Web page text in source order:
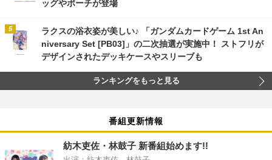
ッグやポーチが登場
ラクスの浴衣姿が美しい♪ 「ガンダムカードゲーム 1st An
niversary Set [PB03]」の二次抽選が実施中！ ストフリが
デザインされたデッキケースやスリーブも
ランキングをもっと見る
番組更新情報
紡木吏佐・林鼓子 新番組始めます!!